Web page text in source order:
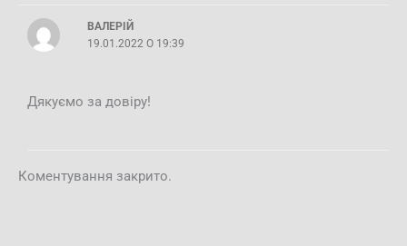
ВАЛЕРІЙ
19.01.2022 О 19:39
Дякуємо за довіру!
Коментування закрито.